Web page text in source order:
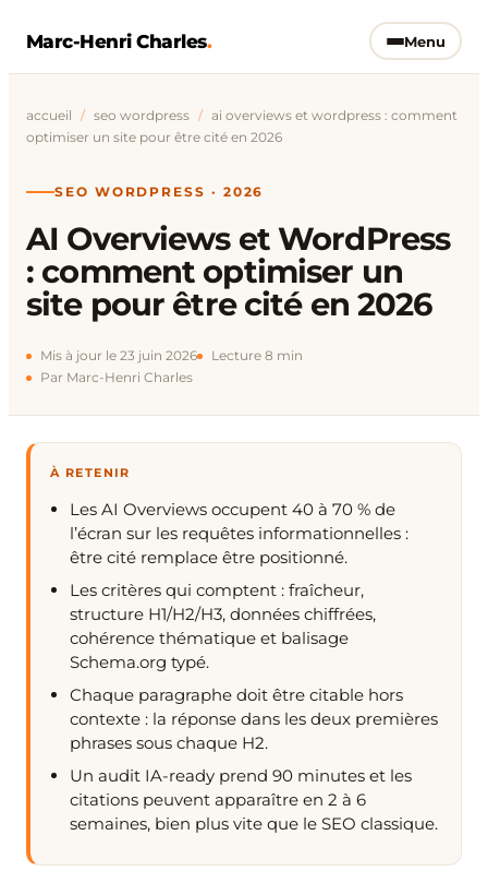
Marc-Henri Charles. Menu
accueil / seo wordpress / ai overviews et wordpress : comment
optimiser un site pour être cité en 2026
SEO WORDPRESS · 2026
AI Overviews et WordPress
: comment optimiser un
site pour être cité en 2026
Mis à jour le 23 juin 2026
Lecture 8 min
Par Marc-Henri Charles
À RETENIR
Les AI Overviews occupent 40 à 70 % de
l’écran sur les requêtes informationnelles :
être cité remplace être positionné.
Les critères qui comptent : fraîcheur,
structure H1/H2/H3, données chiffrées,
cohérence thématique et balisage
Schema.org typé.
Chaque paragraphe doit être citable hors
contexte : la réponse dans les deux premières
phrases sous chaque H2.
Un audit IA-ready prend 90 minutes et les
citations peuvent apparaître en 2 à 6
semaines, bien plus vite que le SEO classique.